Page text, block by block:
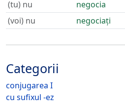
(tu) nu
negocia
(voi) nu
negociați
Categorii
conjugarea I
cu sufixul -ez